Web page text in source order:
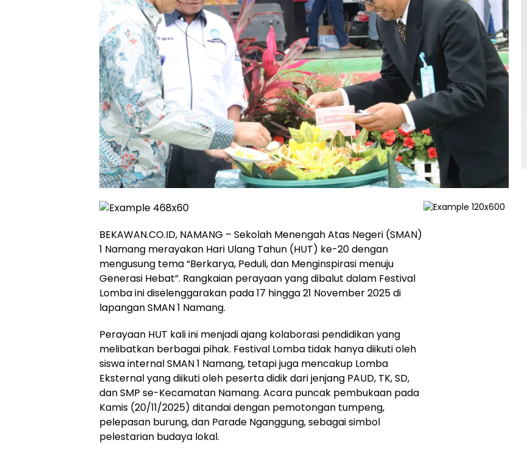
‎BEKAWAN.CO.ID, NAMANG – Sekolah Menengah Atas Negeri (SMAN)
1 Namang merayakan Hari Ulang Tahun (HUT) ke-20 dengan
mengusung tema “Berkarya, Peduli, dan Menginspirasi menuju
Generasi Hebat”. Rangkaian perayaan yang dibalut dalam Festival
Lomba ini diselenggarakan pada 17 hingga 21 November 2025 di
lapangan SMAN 1 Namang.
‎Perayaan HUT kali ini menjadi ajang kolaborasi pendidikan yang
melibatkan berbagai pihak. Festival Lomba tidak hanya diikuti oleh
siswa internal SMAN 1 Namang, tetapi juga mencakup Lomba
Eksternal yang diikuti oleh peserta didik dari jenjang PAUD, TK, SD,
dan SMP se-Kecamatan Namang. Acara puncak pembukaan pada
Kamis (20/11/2025) ditandai dengan pemotongan tumpeng,
pelepasan burung, dan Parade Nganggung, sebagai simbol
pelestarian budaya lokal.